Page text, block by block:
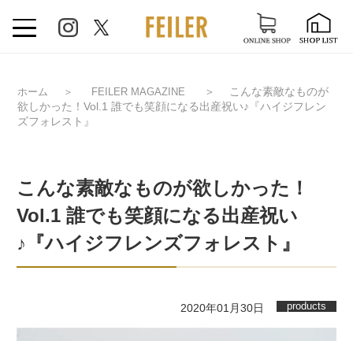
ホーム ＞ FEILER MAGAZINE ＞
こんな素敵なものが
欲しかった！Vol.1 誰でも笑顔になる出産祝い♪『ハイジフレン
ズフォレスト』
こんな素敵なものが欲しかった！
Vol.1 誰でも笑顔になる出産祝い
♪『ハイジフレンズフォレスト』
2020年01月30日 products